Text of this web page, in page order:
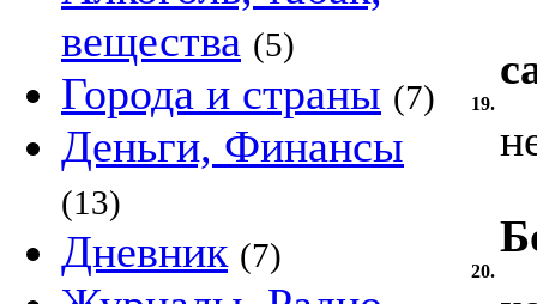
вещества (5)
Города и страны (7)
Деньги, Финансы
(13)
Дневник (7)
19.
20.